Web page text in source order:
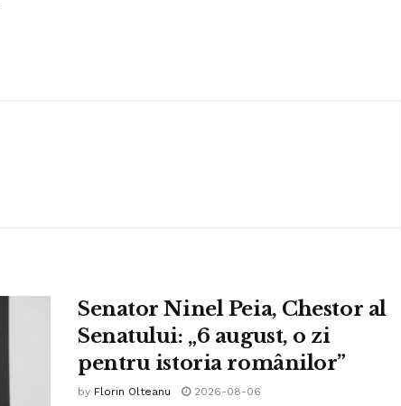
Senator Ninel Peia, Chestor al
Senatului: „6 august, o zi
pentru istoria românilor”
by Florin Olteanu 2026-08-06